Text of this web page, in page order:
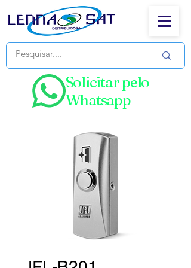
Solicitar pelo
Whatsapp